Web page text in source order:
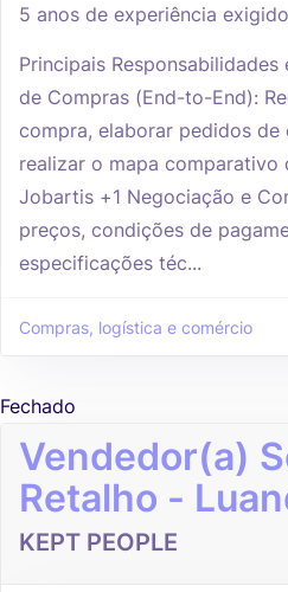
5 anos de experiência exigido
Principais
de Compras (End-to-End):
compra, elaborar pedidos de
realizar o mapa
Jobartis +1 Negociação e
preços, condições de
especificações téc...
Compras, logística e comércio
Fechado
Vendedor(a)
Retalho -
KEPT PEOPLE